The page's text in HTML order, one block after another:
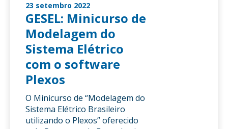
23 setembro 2022
GESEL: Minicurso de
Modelagem do
Sistema Elétrico
com o software
Plexos
O Minicurso de “Modelagem do
Sistema Elétrico Brasileiro
utilizando o Plexos” oferecido